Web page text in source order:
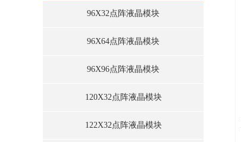
96X32点阵液晶模块
96X64点阵液晶模块
96X96点阵液晶模块
120X32点阵液晶模块
122X32点阵液晶模块